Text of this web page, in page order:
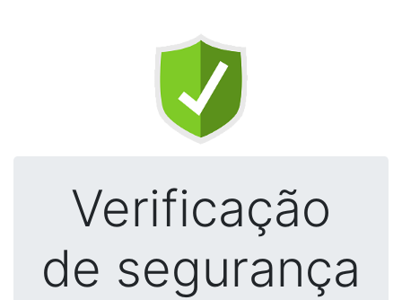
Verificação
de segurança